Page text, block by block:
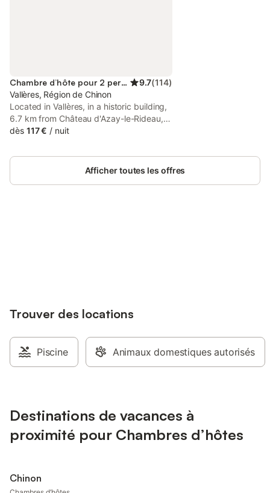
Chambre d’hôte pour 2 personnes 9.7(114)
Vallères, Région de Chinon
Located in Vallères, in a historic building,
6.7 km from Château d'Azay-le-Rideau, la
Chambre des Dames is a bed and
lounge. This property offers access to a
patio, free private parking and free WiFi.
dès 117 € / nuit
Afficher toutes les offres
Trouver des locations
Piscine Animaux domestiques autorisés
Destinations de vacances à
proximité pour Chambres d’hôtes
Chinon